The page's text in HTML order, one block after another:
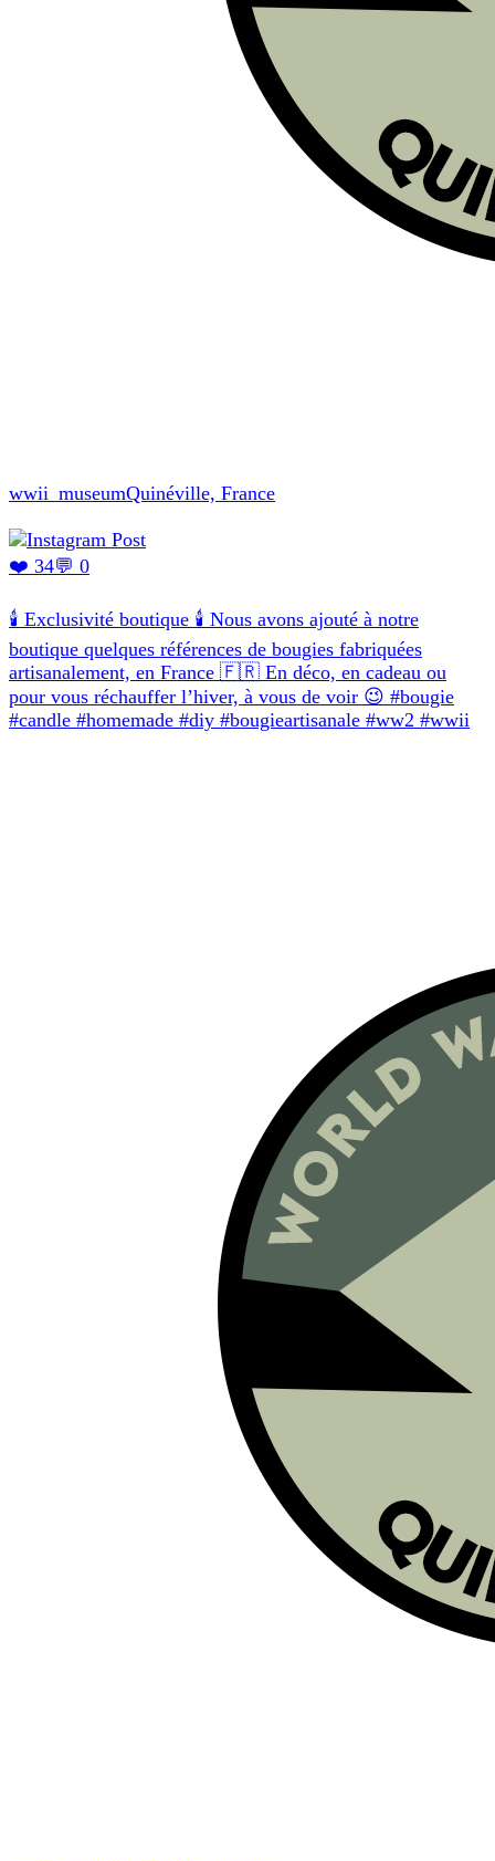
wwii_museumQuinéville, France
❤️ 34💬 0
🕯️ Exclusivité boutique 🕯️ Nous avons ajouté à notre
boutique quelques références de bougies fabriquées
artisanalement, en France 🇫🇷 En déco, en cadeau ou
pour vous réchauffer l’hiver, à vous de voir 😉 #bougie
#candle #homemade #diy #bougieartisanale #ww2 #wwii